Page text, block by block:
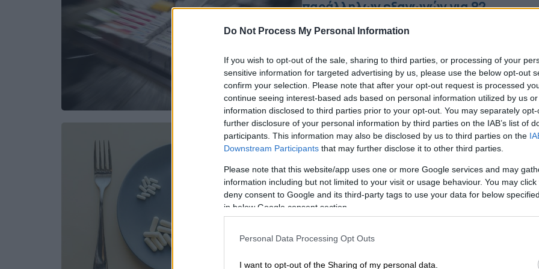
Do Not Process My Personal Information
If you wish to opt-out of the sale, sharing to third parties, or processing of your
sensitive information for targeted advertising by us, please use the below opt-out
confirm your selection. Please note that after your opt-out request is processed
continue seeing interest-based ads based on personal information utilized by us
information disclosed to third parties prior to your opt-out. You may separately
further disclosure of your personal information by third parties on the IAB’s list of
participants. This information may also be disclosed by us to third parties on the
Downstream Participants that may further disclose it to other third parties.
Please note that this website/app uses one or more Google services and may
information including but not limited to your visit or usage behaviour. You may
deny consent to Google and its third-party tags to use your data for below
in below Google consent section.
Personal Data Processing Opt Outs
I want to opt-out of the Sharing of my personal data.
παράλληλων εξαγωγών για 82
φάρμακα από τον ΕΟΦ
τριών μηνών και ειδικότερα, μέχρι 27
Αυγούστου
Υγεία|26.05.2026 13:00
ΕΟΦ: Παράνομη διαφήμιση
φαρμάκων για την παχυσαρκία - Η
ανακοίνωση
Η διαφήμιση πραγματοποιείται προς
Υγείας και επιδρατικά άτομα με το